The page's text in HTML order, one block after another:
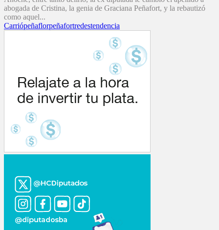
abogada de Cristina, la genia de Graciana Peñafort, y la rebautizó
como aquel...
Carriópeñaflorpeñafortredestendencia